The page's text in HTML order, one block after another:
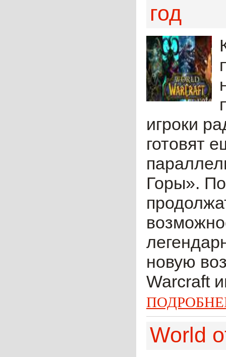
год
игроки
готовят
Горы».
новую
Warcraft
World